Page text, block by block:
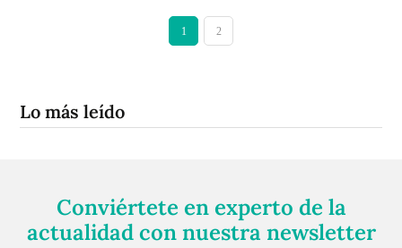
1 2
Lo más leído
Conviértete en experto de la
actualidad con nuestra newsletter